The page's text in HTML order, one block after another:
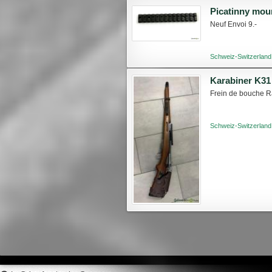
Picatinny
Neuf Envoi 9.-
Schweiz-
Karabiner
Frein de bouche
Schweiz-